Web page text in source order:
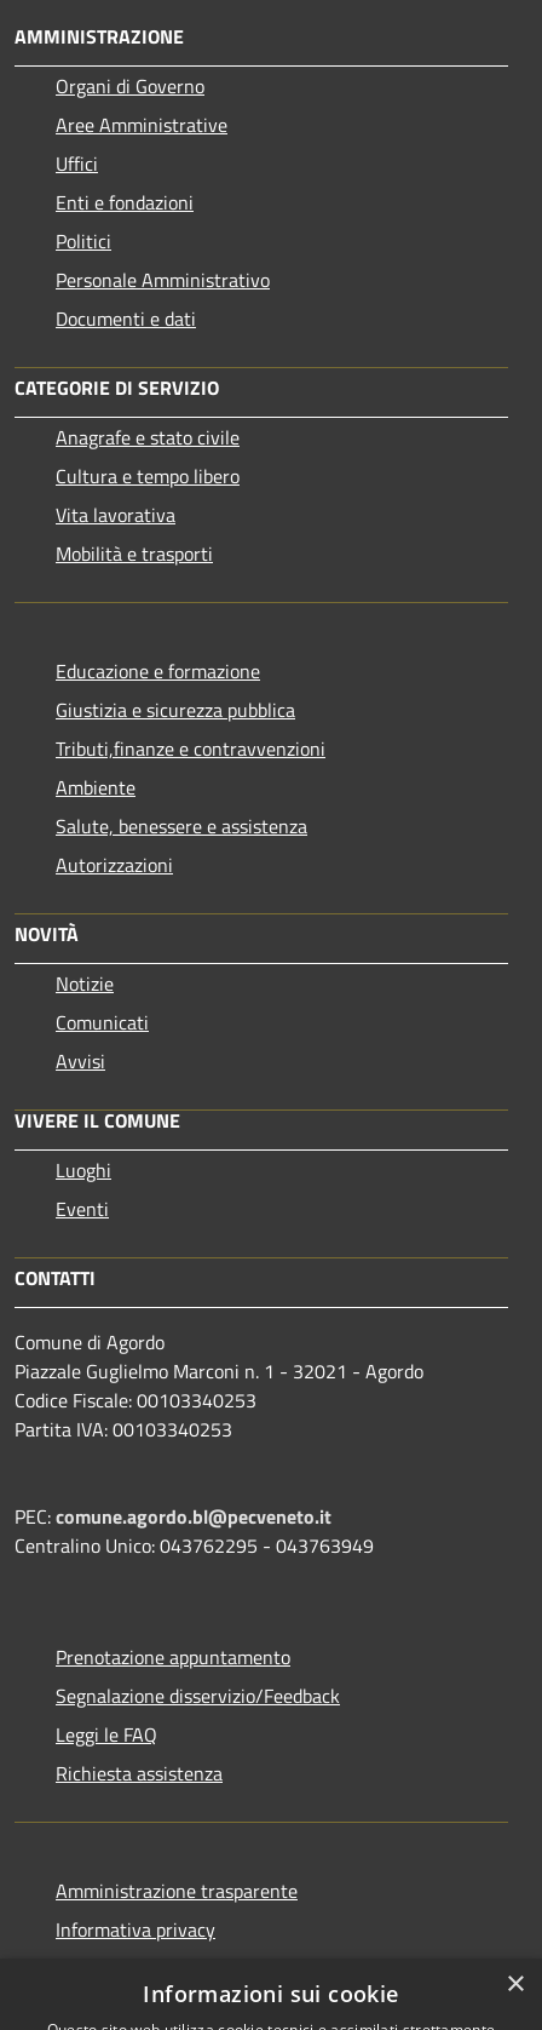
AMMINISTRAZIONE
Organi di Governo
Aree Amministrative
Uffici
Enti e fondazioni
Politici
Personale Amministrativo
Documenti e dati
CATEGORIE DI SERVIZIO
Anagrafe e stato civile
Cultura e tempo libero
Vita lavorativa
Mobilità e trasporti
Educazione e formazione
Giustizia e sicurezza pubblica
Tributi,finanze e contravvenzioni
Ambiente
Salute, benessere e assistenza
Autorizzazioni
NOVITÀ
Notizie
Comunicati
Avvisi
VIVERE IL COMUNE
Luoghi
Eventi
CONTATTI
Comune di Agordo
Piazzale Guglielmo Marconi n. 1 - 32021 - Agordo
Codice Fiscale: 00103340253
Partita IVA: 00103340253
PEC:comune.agordo.bl@pecveneto.it
Centralino Unico: 043762295 - 043763949
Prenotazione appuntamento
Segnalazione disservizio/Feedback
Leggi le FAQ
Richiesta assistenza
Amministrazione trasparente
Informativa privacy
Dichiarazione di accessibilità
×
Informazioni sui cookie